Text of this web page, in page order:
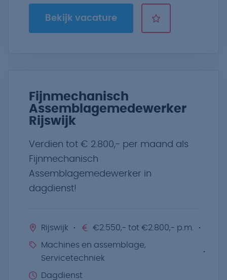
Bekijk vacature
Fijnmechanisch
Assemblagemedewerker
Rijswijk
Verdien tot € 2.800,- per maand als
Fijnmechanisch
Assemblagemedewerker in
dagdienst!
Rijswijk €2.550,- tot €2.800,- p.m.
Machines en assemblage,
Servicetechniek
Dagdienst